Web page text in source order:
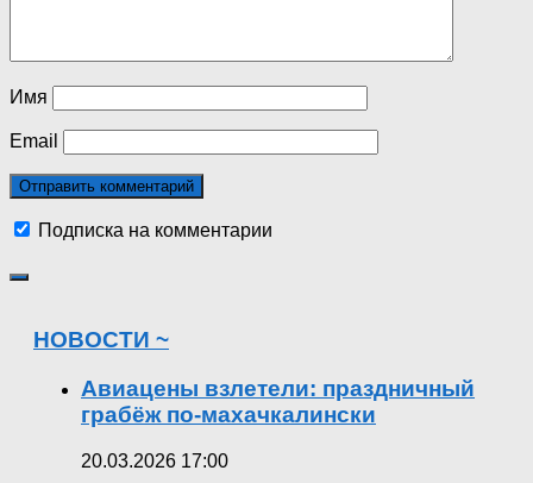
Имя
Email
Подписка на комментарии
НОВОСТИ ~
Авиацены взлетели: праздничный
грабёж по-махачкалински
20.03.2026 17:00